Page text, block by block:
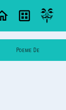
Poeme De